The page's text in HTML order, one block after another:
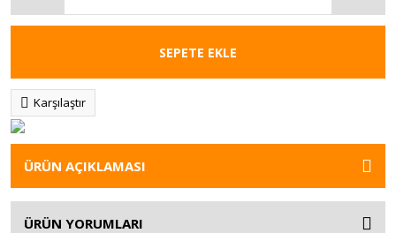
SEPETE EKLE
Karşılaştır
ÜRÜN AÇIKLAMASI
ÜRÜN YORUMLARI